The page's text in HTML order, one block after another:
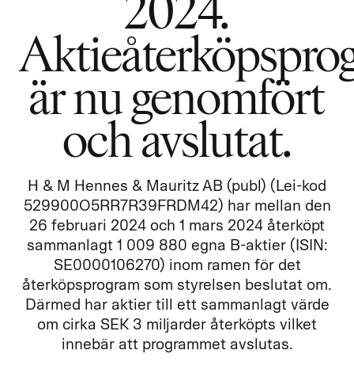
är nu genomfört
och avslutat.
H & M Hennes & Mauritz AB (publ) (Lei-kod
529900O5RR7R39FRDM42) har mellan den
26 februari 2024 och 1 mars 2024 återköpt
sammanlagt 1 009 880 egna B-aktier (ISIN:
SE0000106270) inom ramen för det
återköpsprogram som styrelsen beslutat om.
Därmed har aktier till ett sammanlagt värde
om cirka SEK 3 miljarder återköpts vilket
innebär att programmet avslutas.